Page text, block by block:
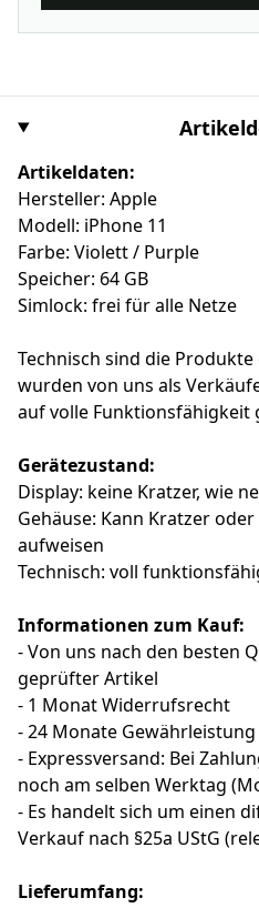
Artikeldaten:
Hersteller: Apple
Modell: iPhone 11
Farbe: Violett / Purple
Speicher: 64 GB
Simlock: frei für alle Netze
Technisch sind die
wurden von uns als
auf volle Funktionsfähigkeit
Gerätezustand:
Display: keine Kratzer, wie
Gehäuse: Kann Kratzer
aufweisen
Technisch: voll
Informationen zum Kauf:
- Von uns nach den besten
geprüfter Artikel
- 1 Monat Widerrufsrecht
- 24 Monate Gewährleistung
- Expressversand: Bei
noch am selben Werktag
- Es handelt sich um einen
Verkauf nach §25a UStG
Lieferumfang: